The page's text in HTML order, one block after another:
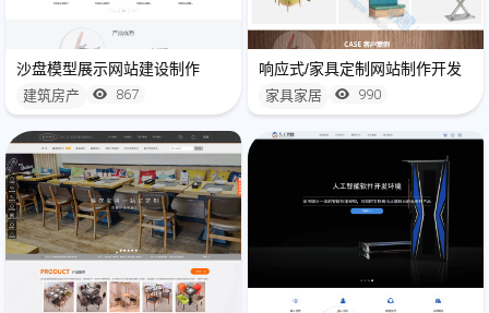
沙盘模型展示网站建设制作
建筑房产 867
响应式/家具定制网站制作开发
家具家居 990